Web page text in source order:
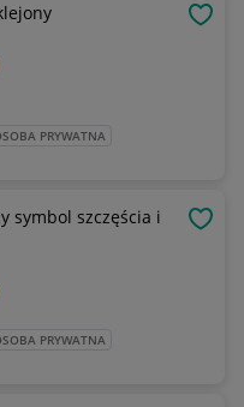
PRYWATNA
symbol szczęścia i
PRYWATNA